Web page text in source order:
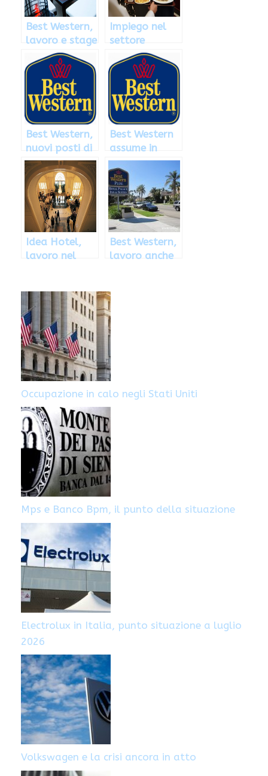
Best Western,
lavoro e stage
nel settore
alberghiero:
come
candidarsi
Impiego nel
settore
alberghiero
con Best
Western: di
cosa si tratta
Best Western,
nuovi posti di
lavoro in
tutta Italia
Best Western
assume in
sede e negli
alberghi
Idea Hotel,
lavoro nel
Italia
Best Western,
lavoro anche
Occupazione in calo negli Stati Uniti
Mps e Banco Bpm, il punto della situazione
Electrolux in Italia, punto situazione a luglio
2026
Volkswagen e la crisi ancora in atto